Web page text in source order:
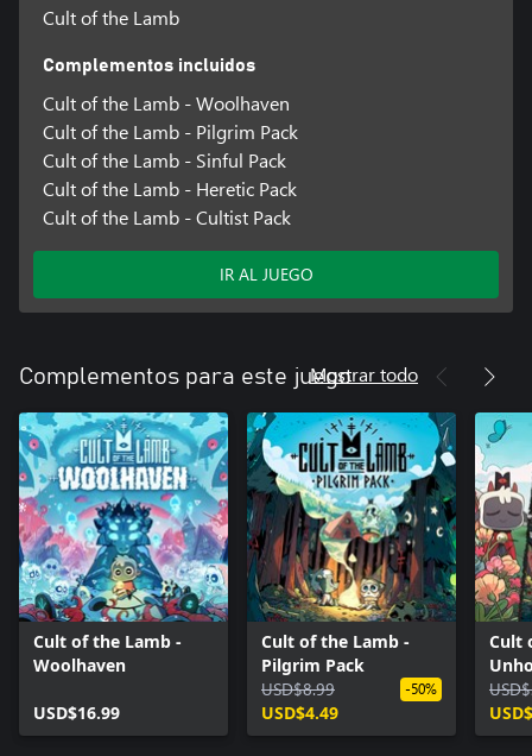
Cult of the Lamb
Complementos incluidos
Cult of the Lamb - Woolhaven
Cult of the Lamb - Pilgrim Pack
Cult of the Lamb - Sinful Pack
Cult of the Lamb - Heretic Pack
Cult of the Lamb - Cultist Pack
IR AL JUEGO
Complementos para este juegoMostrar todo
Cult of the Lamb -
Woolhaven
USD$16.99
Cult of the Lamb -
Pilgrim Pack
USD$8.99
USD$4.49
-50%
Cult